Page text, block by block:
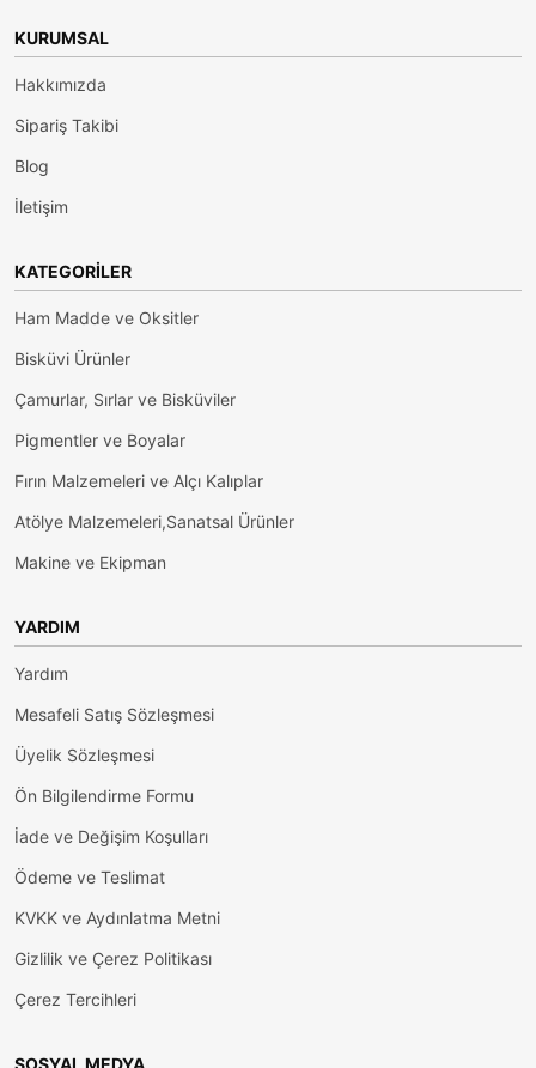
KURUMSAL
Hakkımızda
Sipariş Takibi
Blog
İletişim
KATEGORILER
Ham Madde ve Oksitler
Bisküvi Ürünler
Çamurlar, Sırlar ve Bisküviler
Pigmentler ve Boyalar
Fırın Malzemeleri ve Alçı Kalıplar
Atölye Malzemeleri,Sanatsal Ürünler
Makine ve Ekipman
YARDIM
Yardım
Mesafeli Satış Sözleşmesi
Üyelik Sözleşmesi
Ön Bilgilendirme Formu
İade ve Değişim Koşulları
Ödeme ve Teslimat
KVKK ve Aydınlatma Metni
Gizlilik ve Çerez Politikası
Çerez Tercihleri
SOSYAL MEDYA